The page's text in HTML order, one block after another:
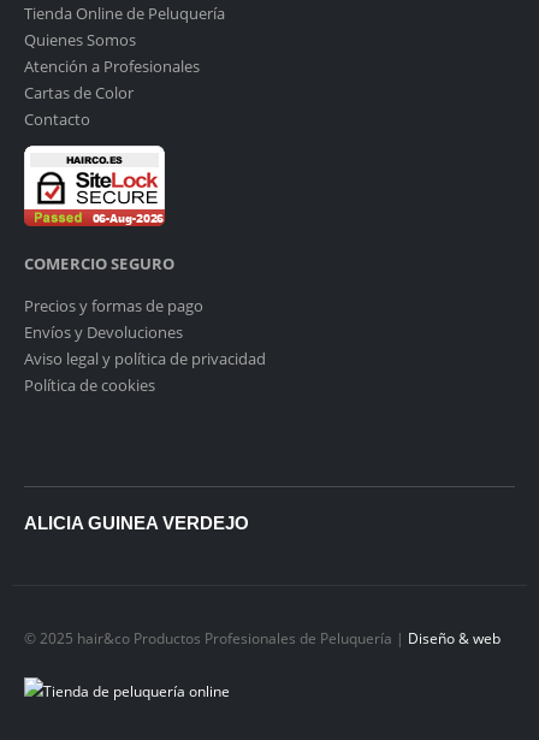
Tienda Online de Peluquería
Quienes Somos
Atención a Profesionales
Cartas de Color
Contacto
COMERCIO SEGURO
Precios y formas de pago
Envíos y Devoluciones
Aviso legal y política de privacidad
Política de cookies
ALICIA GUINEA VERDEJO
© 2025 hair&co Productos Profesionales de Peluquería | Diseño & web